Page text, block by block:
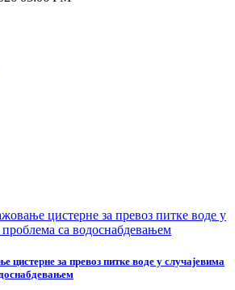
за превоз питке воде у случајевима